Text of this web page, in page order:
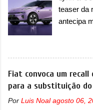
que time
longo da
apelidada
versão
depois de
foi
teaser da
antecipa
para o
vendido
por sua
mudará
Fiat convoca um
para a substituição
Por Luis Noal agosto 06,